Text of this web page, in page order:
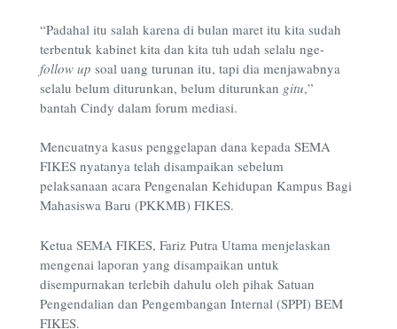
“Padahal itu salah karena di bulan maret itu kita sudah
terbentuk kabinet kita dan kita tuh udah selalu nge-
follow up soal uang turunan itu, tapi dia menjawabnya
selalu belum diturunkan, belum diturunkan gitu,”
bantah Cindy dalam forum mediasi.
Mencuatnya kasus penggelapan dana kepada SEMA
FIKES nyatanya telah disampaikan sebelum
pelaksanaan acara Pengenalan Kehidupan Kampus Bagi
Mahasiswa Baru (PKKMB) FIKES.
Ketua SEMA FIKES, Fariz Putra Utama menjelaskan
mengenai laporan yang disampaikan untuk
disempurnakan terlebih dahulu oleh pihak Satuan
Pengendalian dan Pengembangan Internal (SPPI) BEM
FIKES.